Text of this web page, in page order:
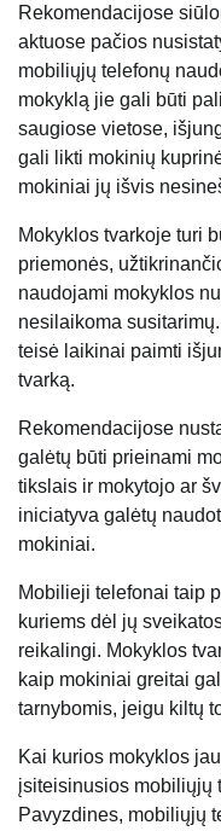
Rekomendacijose
aktuose pačios
mobiliųjų telefonų
mokyklą jie gali būti
saugiose vietose,
gali likti mokinių
mokiniai jų išvis
Mokyklos tvarkoje turi
priemonės,
naudojami mokyklos
nesilaikoma
teisė laikinai paimti
tvarką.
Rekomendacijose
galėtų būti prieinami
tikslais ir mokytojo ar
iniciatyva galėtų
mokiniai.
Mobilieji telefonai taip
kuriems dėl jų
reikalingi. Mokyklos
kaip mokiniai greitai
tarnybomis, jeigu kiltų
Kai kurios mokyklos
įsiteisinusios mobiliųjų
Pavyzdines, mobiliųjų